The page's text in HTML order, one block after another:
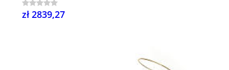
zł 2839,27